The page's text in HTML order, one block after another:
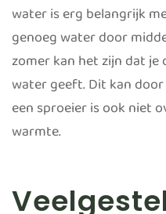
water is erg belangrijk
genoeg water door
zomer kan het zijn dat
water geeft. Dit kan
een sproeier is ook niet
warmte.